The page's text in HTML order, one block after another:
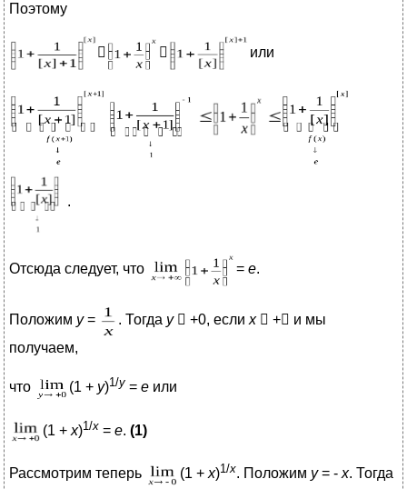
Поэтому
  или
.
Отсюда следует, что = е.
Положим у= . Тогда y +0, еслих + и мы
получаем,
что (1 + у)1/у = е или
(1 + х)1/х = е. (1)
Рассмотрим теперь (1 +х)1/х. Положим у= -х. Тогда